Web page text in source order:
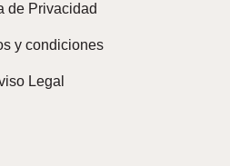
de Privacidad
y condiciones
Legal